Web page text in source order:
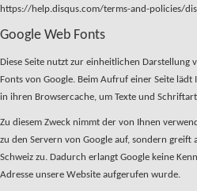
https://help.disqus.com/terms-and-policies/
Google Web Fonts
Diese Seite nutzt zur einheitlichen Darstellung
Fonts von Google. Beim Aufruf einer Seite
in ihren Browsercache, um Texte und
Zu diesem Zweck nimmt der von Ihnen
zu den Servern von Google auf, sondern
Schweiz zu. Dadurch erlangt Google keine
Adresse unsere Website aufgerufen wurde.